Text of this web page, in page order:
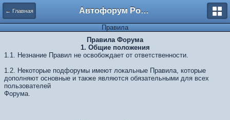
← Главная Автофорум Ростова-на-Дону
Правила
Правила Форума
1. Общие положения
1.1. Незнание Правил не освобождает от ответственности.
1.2. Некоторые подфорумы имеют локальные Правила, которые
дополняют основные и также являются обязательными для всех
пользователей
Форума.